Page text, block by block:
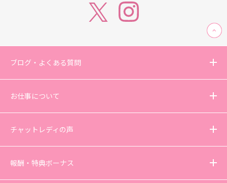
ブログ・よくある質問
お仕事について
チャットレディの声
報酬・特典ボーナス